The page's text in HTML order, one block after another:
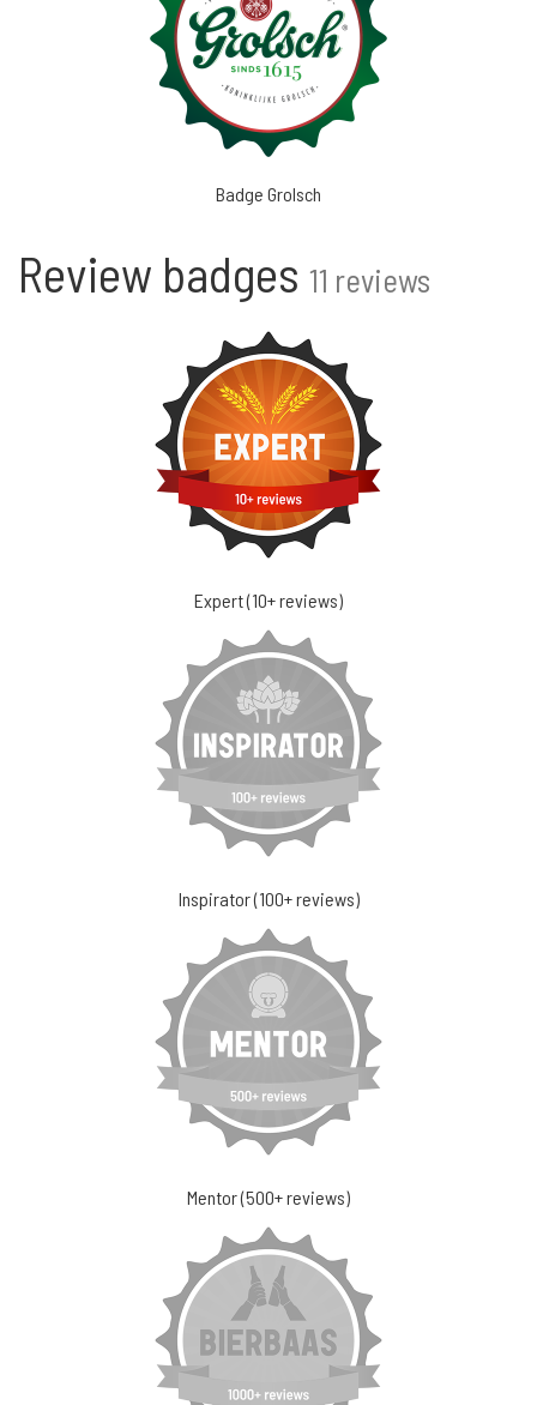
Badge Grolsch
Review badges 11 reviews
Expert (10+ reviews)
Inspirator (100+ reviews)
Mentor (500+ reviews)